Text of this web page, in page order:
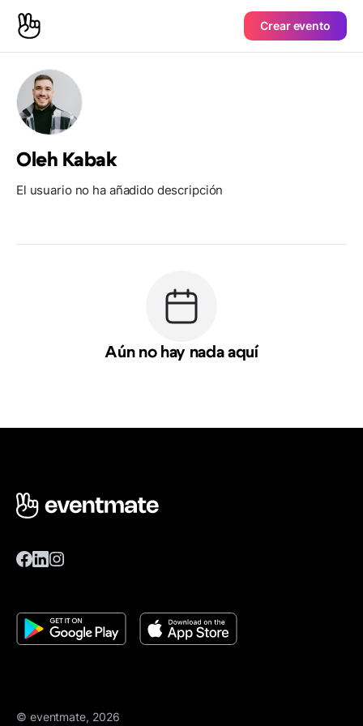
Crear evento
Oleh Kabak
El usuario no ha añadido descripción
Aún no hay nada aquí
© eventmate, 2026